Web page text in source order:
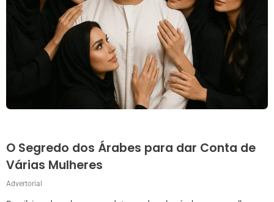
O Segredo dos Árabes para dar Conta de
Várias Mulheres
Advertorial